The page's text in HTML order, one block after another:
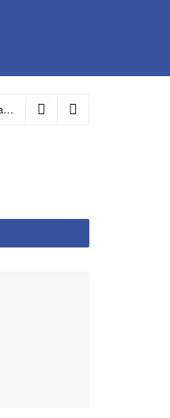
Com 95 leitos, Salvador ganha hospital focado em transição de cuidados